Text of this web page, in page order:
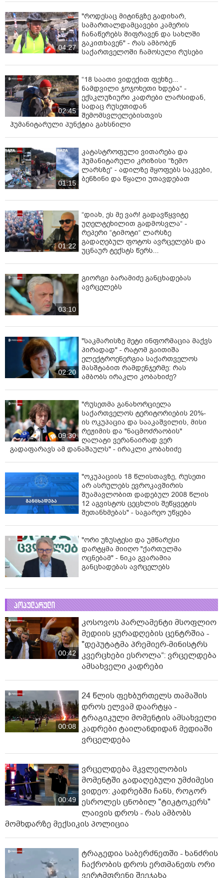
04:27
"როდესაც მიტინგზე გადიხარ,
სამართალდამცავები კამერის
ჩანაწერებს შიფრავენ და სახლში
გაკითხავენ" - რას ამბობენ
საქართველოში ჩამოსული რუსები
02:45
“18 საათი ვიდექით ფეხზე...
ნამდვილი ჯოჯოხეთი ხდება“ -
ექსკლუზიური კადრები ლარსიდან,
სადაც რუსეთიდან
შემომსვლელებისთვის
ჰუმანიტარული პუნქტია გახსნილი
01:15
კატასტროფული ვითარება და
ჰუმანიტარული კრიზისი “ზემო
ლარსზე“ - ადილზე მყოფებს საკვები,
ბენზინი და წყალი უთავდებათ
01:22
“დიახ, ეს მე ვარ! გადავწყვიტე
უღელტეხილით გადმოსვლა“ -
რეპერი “ტიმოტი“ ლარსზე
გადაღებულ ფოტოს ავრცელებს და
უცნაურ ტექსტს წერს...
03:10
გიორგი ბარამიძე განცხადებას
ავრცელებს
02:20
"საკმარისზე მეტი ინფორმაცია მაქვს
პირადად" - რატომ გაითიშა
ელექტროენერგია საქართველოს
მასშტაბით რამდენჯერმე: რას
ამბობს ირაკლი კობახიძე?
09:30
"რუსეთმა განახორციელა
საქართველოს ტერიტორიების 20%-
ის ოკუპაცია და სააკაშვილის, მისი
რეჟიმის და "ნაცმოძრაობის"
ღალატი ვერანაირად ვერ
გადაფარავს ამ დანაშაულს" - ირაკლი კობახიძე
"ოკუპაციის 18 წლისთავზე, რუსეთი
არ ასრულებს ევროკავშირის
შუამავლობით დადებულ 2008 წლის
12 აგვისტოს ცეცხლის შეწყვეტის
შეთანხმებას" - საგარეო უწყება
"ორი უზუსტესი და უმწარესი
დარტყმა მიიღო "ქართულმა
ოცნებამ" - ნიკა გვარამია
განცხადებას ავრცელებს
პოპულარული
00:42
კოსოვოს პარლამენტი მსოფლიო
მედიის ყურადღების ცენტრშია -
"დეპუტატმა პრემიერ-მინისტრს
კვერცხები ესროლა“: ვრცელდება
ამსახველი კადრები
00:08
24 წლის ფეხბურთელს თამაშის
დროს ელვამ დაარტყა -
ტრაგიკული მომენტის ამსახველი
კადრები ტაილანდიდან მედიაში
ვრცელდება
00:49
ვრცელდება მკვლელობის
მომენტში გადაღებული უმძიმესი
ვიდეო: კადრებში ჩანს, როგორ
ესროლეს ცნობილ "ტიკტოკერს"
ლაივის დროს - რას ამბობს
მომხდარზე მექსიკის პოლიცია
ტრაგედია საბერძნეთში - ხანძრის
ჩაქრობის დროს ერთმანეთს ორი
ვერტმფრენი შეეჯახა